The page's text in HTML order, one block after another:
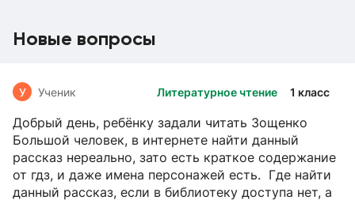
Новые вопросы
Литературное чтение 1 класс
У Ученик
Добрый день, ребёнку задали читать Зощенко
Большой человек, в интернете найти данный
рассказ нереально, зато есть краткое содержание
от гдз, и даже имена персонажей есть. Где найти
данный рассказ, если в библиотеку доступа нет, а